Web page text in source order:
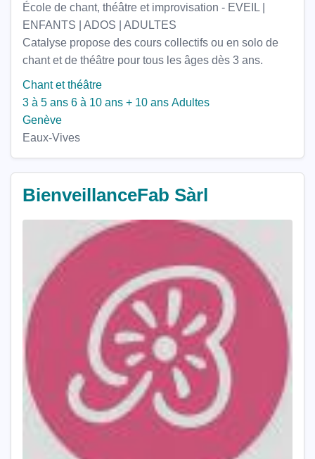
École de chant, théâtre et improvisation - EVEIL |
ENFANTS | ADOS | ADULTES
Catalyse propose des cours collectifs ou en solo de
chant et de théâtre pour tous les âges dès 3 ans.
Chant et théâtre
3 à 5 ans 6 à 10 ans + 10 ans Adultes
Genève
Eaux-Vives
BienveillanceFab Sàrl